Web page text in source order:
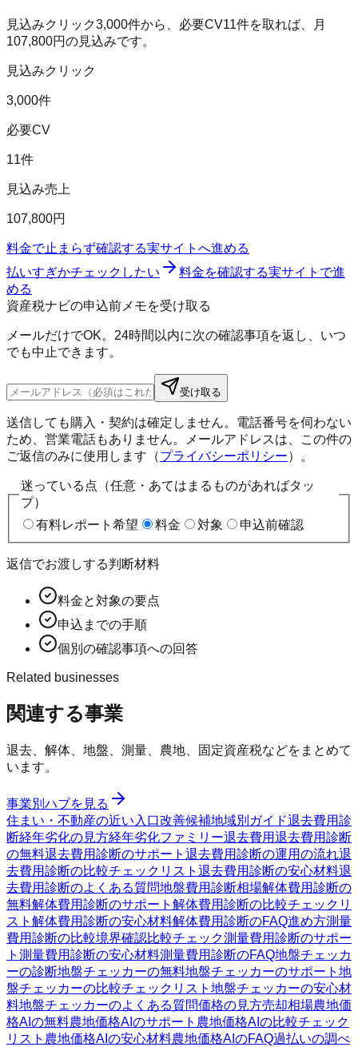
見込みクリック3,000件から、必要CV11件を取れば、月
107,800円の見込みです。
見込みクリック
3,000件
必要CV
11件
見込み売上
107,800円
料金で止まらず確認する実サイトへ進める
払いすぎかチェックしたい
料金を確認する実サイトで進
める
資産税ナビの申込前メモを受け取る
メールだけでOK。24時間以内に次の確認事項を返し、いつ
でも中止できます。
受け取る
送信しても購入・契約は確定しません。電話番号を伺わない
ため、営業電話もありません。メールアドレスは、この件の
ご返信のみに使用します（プライバシーポリシー）。
迷っている点（任意・あてはまるものがあればタッ
プ）
有料レポート希望
料金 対象 申込前確認
返信でお渡しする判断材料
料金と対象の要点
申込までの手順
個別の確認事項への回答
Related businesses
関連する事業
退去、解体、地盤、測量、農地、固定資産税などをまとめて
います。
事業別ハブを見る
住まい・不動産の近い入口改善候補地域別ガイド退去費用診
断経年劣化の見方経年劣化ファミリー退去費用退去費用診断
の無料退去費用診断のサポート 退去費用診断の運用の流れ退
去費用診断の比較チェックリスト 退去費用診断の安心材料退
去費用診断のよくある質問地盤費用診断相場解体費用診断の
無料解体費用診断のサポート 解体費用診断の比較チェックリ
スト 解体費用診断の安心材料解体費用診断のFAQ進め方測量
費用診断の比較境界確認比較チェック測量費用診断のサポー
ト 測量費用診断の安心材料測量費用診断のFAQ地盤チェッカ
ーの診断地盤チェッカーの無料地盤チェッカーのサポート 地
盤チェッカーの比較チェックリスト 地盤チェッカーの安心材
料地盤チェッカーのよくある質問価格の見方売却相場農地価
格AIの無料農地価格AIのサポート 農地価格AIの比較チェック
リスト 農地価格AIの安心材料農地価格AIのFAQ過払いの調べ